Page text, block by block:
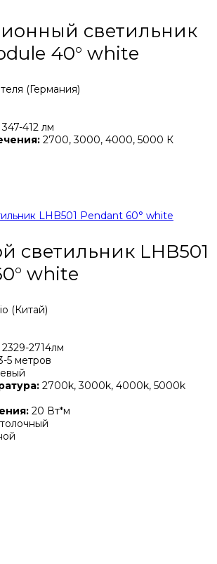
светильник
40° white
(Германия)
347-412 лм
2700, 3000, 4000, 5000 К
светильник LHB501
white
(Китай)
2329-2714лм
5 метров
2700k, 3000k, 4000k, 5000k
20 Вт*м